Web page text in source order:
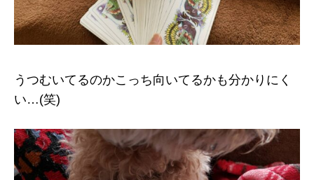
うつむいてるのかこっち向いてるかも分かりにく
い…(笑)